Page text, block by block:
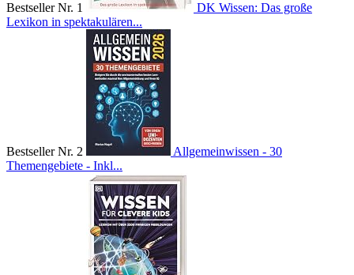
Bestseller Nr. 1
DK Wissen: Das große
Lexikon in spektakulären...
Bestseller Nr. 2
Allgemeinwissen - 30
Themengebiete - Inkl...